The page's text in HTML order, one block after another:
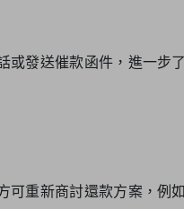
或發送催款函件，進一步
重新商討還款方案，例